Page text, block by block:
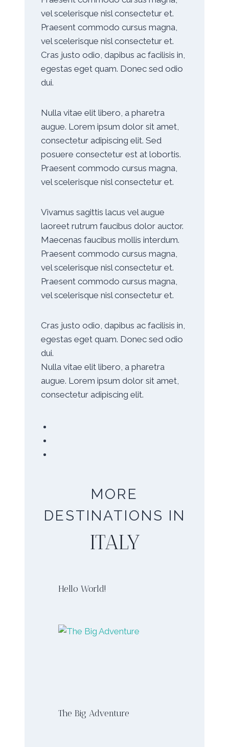
vel scelerisque nisl consectetur et.
Praesent commodo cursus magna,
vel scelerisque nisl consectetur et.
Cras justo odio, dapibus ac facilisis in,
egestas eget quam. Donec sed odio
dui.
Nulla vitae elit libero, a pharetra
augue. Lorem ipsum dolor sit amet,
consectetur adipiscing elit. Sed
posuere consectetur est at lobortis.
Praesent commodo cursus magna,
vel scelerisque nisl consectetur et.
Vivamus sagittis lacus vel augue
laoreet rutrum faucibus dolor auctor.
Maecenas faucibus mollis interdum.
Praesent commodo cursus magna,
vel scelerisque nisl consectetur et.
Praesent commodo cursus magna,
vel scelerisque nisl consectetur et.
Cras justo odio, dapibus ac facilisis in,
egestas eget quam. Donec sed odio
dui.
Nulla vitae elit libero, a pharetra
augue. Lorem ipsum dolor sit amet,
consectetur adipiscing elit.
MORE
DESTINATIONS IN
ITALY
Hello World!
The Big Adventure